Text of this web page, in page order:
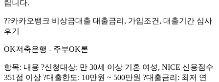
립니다.
?‍?카카오뱅크 비상금대출 대출금리, 가입조건, 대출기간 심사
후기
OK저축은행 - 주부OK론
항목: 내용 ?신청대상: 만 30세 이상 기혼 여성, NICE 신용점수
351점 이상 ?대출한도: 10만원 ~ 500만원 ?대출금리: 최저 연